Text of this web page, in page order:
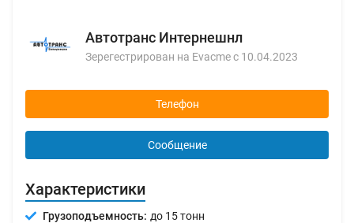
Автотранс Интернешнл
Зерегестрирован на Evacme с 10.04.2023
Телефон
Сообщение
Характеристики
Грузоподъемность: до 15 тонн